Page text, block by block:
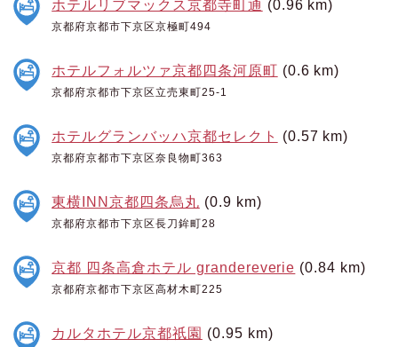
ホテルリブマックス京都寺町通 (0.96 km)
京都府京都市下京区京極町494
ホテルフォルツァ京都四条河原町 (0.6 km)
京都府京都市下京区立売東町25-1
ホテルグランバッハ京都セレクト (0.57 km)
京都府京都市下京区奈良物町363
東横INN京都四条烏丸 (0.9 km)
京都府京都市下京区長刀鉾町28
京都 四条高倉ホテル grandereverie (0.84 km)
京都府京都市下京区高材木町225
カルタホテル京都祇園 (0.95 km)